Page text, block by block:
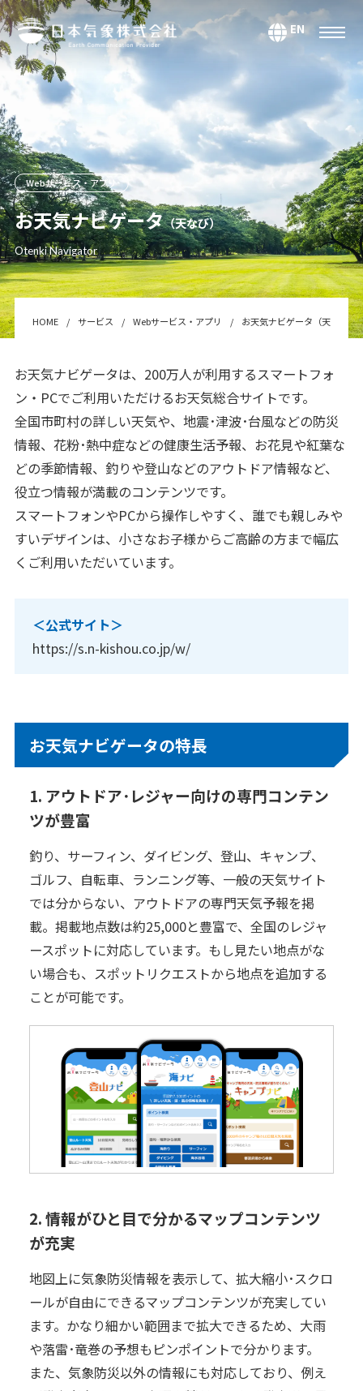
EN
サービス
環境・エネルギー
気候・大気海洋
マーケティング＆アナリティクス
防災・危機管理
データ＆コンテンツ
システムインテグレーション
セミナー・スクール
Webサービス・アプリ
ニュース
2026年
2025年
2024年
2023年
企業情報
会社概要
日本気象の歴史
環境・サステナビリティ
スカイスポーツ支援
技術情報
採用情報
事例紹介
気象情報活用のご相談
English
Webサービス・アプリ
お天気ナビゲータ（天なび）
Otenki Navigator
HOME サービス Webサービス・アプリ お天気ナビゲータ（天なび）
お天気ナビゲータは、200万人が利用するスマートフォ
ン・PCでご利用いただけるお天気総合サイトです。
全国市町村の詳しい天気や、地震･津波･台風などの防災
情報、花粉･熱中症などの健康生活予報、お花見や紅葉な
どの季節情報、釣りや登山などのアウトドア情報など、
役立つ情報が満載のコンテンツです。
スマートフォンやPCから操作しやすく、誰でも親しみや
すいデザインは、小さなお子様からご高齢の方まで幅広
くご利用いただいています。
＜公式サイト＞
https://s.n-kishou.co.jp/w/
お天気ナビゲータの特長
1. アウトドア･レジャー向けの専門コンテン
ツが豊富
釣り、サーフィン、ダイビング、登山、キャンプ、
ゴルフ、自転車、ランニング等、一般の天気サイト
では分からない、アウトドアの専門天気予報を掲
載。掲載地点数は約25,000と豊富で、全国のレジャ
ースポットに対応しています。もし見たい地点がな
い場合も、スポットリクエストから地点を追加する
ことが可能です。
2. 情報がひと目で分かるマップコンテンツ
が充実
地図上に気象防災情報を表示して、拡大縮小･スクロ
ールが自由にできるマップコンテンツが充実してい
ます。かなり細かい範囲まで拡大できるため、大雨
や落雷･竜巻の予想もピンポイントで分かります。
また、気象防災以外の情報にも対応しており、例え